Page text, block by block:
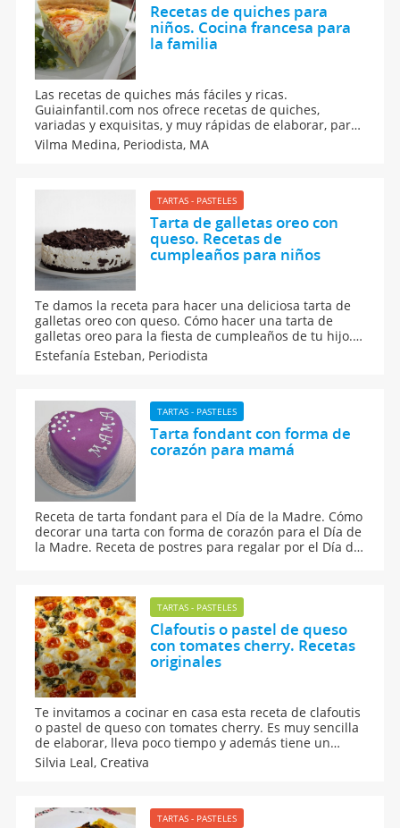
Recetas de quiches para
niños. Cocina francesa para
la familia
Las recetas de quiches más fáciles y ricas.
Guiainfantil.com nos ofrece recetas de quiches,
variadas y exquisitas, y muy rápidas de elaborar, para
la comida o la cena de los niños. Recetas francesas.
Solo debemos usar ingredientes básicos y no hace
Vilma Medina, Periodista, MA
TARTAS - PASTELES
Tarta de galletas oreo con
queso. Recetas de
cumpleaños para niños
Te damos la receta para hacer una deliciosa tarta de
galletas oreo con queso. Cómo hacer una tarta de
galletas oreo para la fiesta de cumpleaños de tu hijo.
Aprende a hacer una tarta de galletas oreo y crema de
queso. Tartas de cumpleaños deliciosas con chocolate
Estefanía Esteban, Periodista
TARTAS - PASTELES
Tarta fondant con forma de
corazón para mamá
Receta de tarta fondant para el Día de la Madre. Cómo
decorar una tarta con forma de corazón para el Día de
la Madre. Receta de postres para regalar por el Día de
elaboración de esta rica tarta.
TARTAS - PASTELES
Clafoutis o pastel de queso
con tomates cherry. Recetas
originales
Te invitamos a cocinar en casa esta receta de clafoutis
o pastel de queso con tomates cherry. Es muy sencilla
de elaborar, lleva poco tiempo y además tiene un
sabor espectacular. Los niños pueden participar en la
creación de este plato que sirve tanto para la hora de
Silvia Leal, Creativa
TARTAS - PASTELES